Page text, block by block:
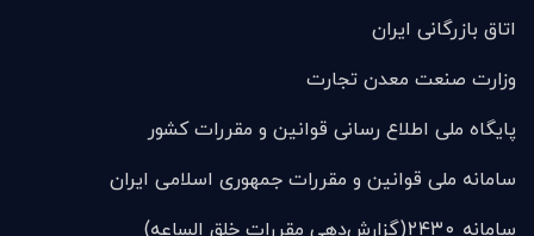
اتاق بازرگانی ایران
وزارت صنعت معدن تجارت
پایگاه ملی اطلاع رسانی قوانین و مقررات کشور
سامانه ملی قوانين و مقررات جمهوری اسلامی ایران
سامانه ۲۴۳۰(گزارش‌دهی مقررات خلق الساعه)